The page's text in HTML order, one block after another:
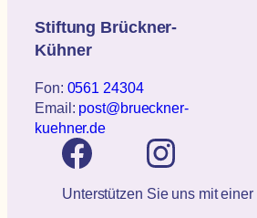
Stiftung Brückner-
Kühner
Fon: 0561 24304
Email: post@brueckner-
kuehner.de
Unterstützen Sie uns mit einer